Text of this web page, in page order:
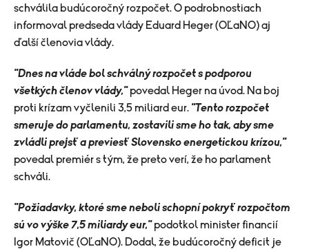
schválila budúcoročný rozpočet. O podrobnostiach
informoval predseda vlády Eduard Heger (OĽaNO) aj
ďalší členovia vlády.
"Dnes na vláde bol schválný rozpočet s podporou
všetkých členov vlády," povedal Heger na úvod. Na boj
proti krízam vyčlenili 3,5 miliard eur. "Tento rozpočet
smeruje do parlamentu, zostavili sme ho tak, aby sme
zvládli prejsť a previesť Slovensko energetickou krízou,"
povedal premiér s tým, že preto verí, že ho parlament
schváli.
"Požiadavky, ktoré sme neboli schopní pokryť rozpočtom
sú vo výške 7,5 miliardy eur,"podotkol minister financií
Igor Matovič (OĽaNO). Dodal, že budúcoročný deficit je